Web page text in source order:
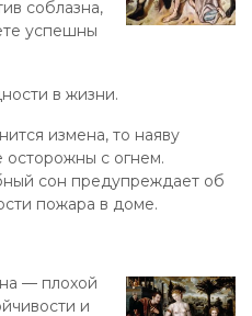
соблазна,
успешны
в жизни.
измена, то наяву
осторожны с огнем.
сон предупреждает об
пожара в доме.
— плохой
и